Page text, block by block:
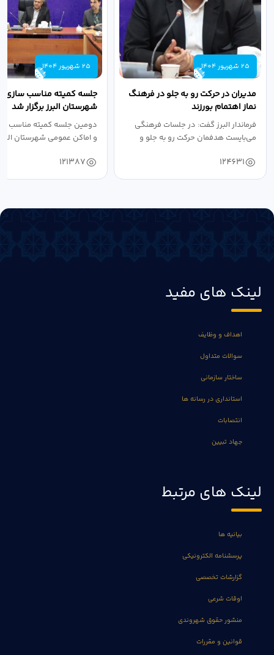
25 شهریور 1404
مدیران در حرکت رو به جلو در فرهنگ
نماز اهتمام بورزند
فرماندار البرز گفت: در جلسات فرهنگی
می‌بایست هدفمان حرکت رو به جلو و
124631
25 شهریور 1404
جلسه کمیته مناسب سازی
شهرستان البرز برگزار شد
دومین جلسه کمیته مناسب
و اماکن عمومی شهرستان
121387
لینک های مفید
اهداف و وظایف
سوالات متداول
ساختار سازمانی
استانداری در رسانه ها
انتصابات
جهاد تبیین
لینک های مرتبط
بیانیه ها
پرسشنامه الکترونیکی
گزارشات تخصصی
اوقات شرعی
منشور حقوق شهروندی
قوانین و مقررات